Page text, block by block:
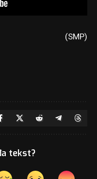
(SMP)
tekst?